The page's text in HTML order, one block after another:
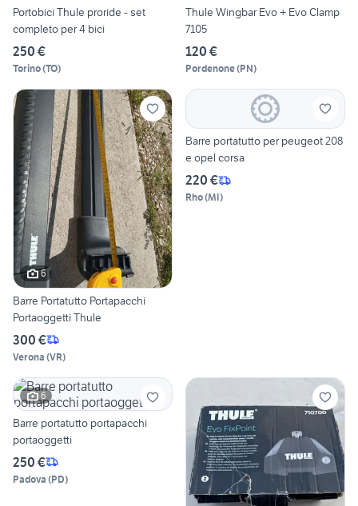
Portobici Thule proride - set
completo per 4 bici
250 €
Torino(TO)
Thule Wingbar Evo + Evo Clamp
7105
120 €
Pordenone(PN)
6
Barre Portatutto Portapacchi
Portaoggetti Thule
300 €
Verona (VR)
Barre portatutto per peugeot 208
e opel corsa
220 €
Rho(MI)
6
Barre portatutto portapacchi
portaoggetti
250 €
Padova (PD)